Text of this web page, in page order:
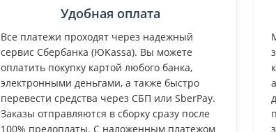
Удобная оплата
Все платежи проходят через надежный
сервис Сбербанка (ЮKassa). Вы можете
оплатить покупку картой любого банка,
электронными деньгами, а также быстро
перевести средства через СБП или SberPay.
Заказы отправляются в сборку сразу после
100% предоплаты. С наложенным платежом